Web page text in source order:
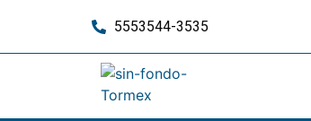
5553544-3535